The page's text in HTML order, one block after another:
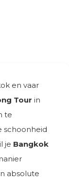
en vaar
Tour in
te
schoonheid
je Bangkok
absolute